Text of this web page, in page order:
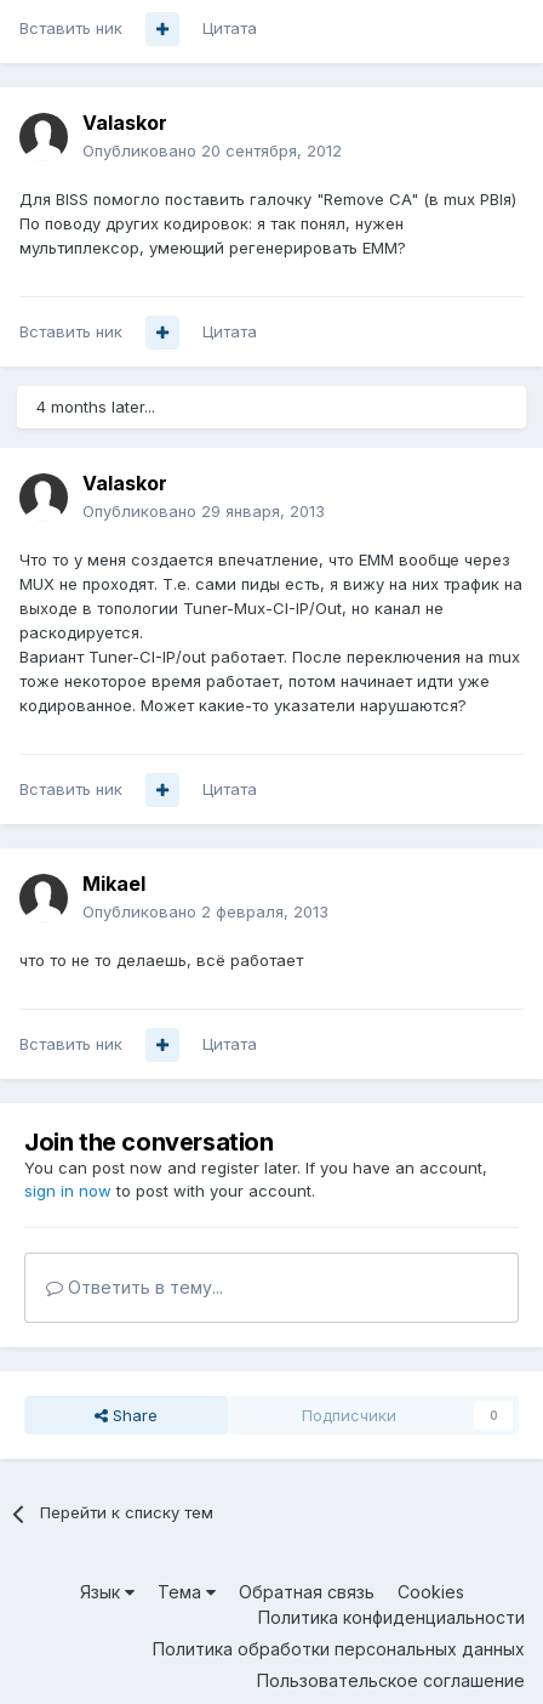
Вставить ник Цитата
Valaskor
Опубликовано 20 сентября, 2012
Для BISS помогло поставить галочку "Remove CA" (в mux PBIя)
По поводу других кодировок: я так понял, нужен
мультиплексор, умеющий регенерировать EMM?
Вставить ник Цитата
4 months later...
Valaskor
Опубликовано 29 января, 2013
Что то у меня создается впечатление, что EMM вообще через
MUX не проходят. Т.е. сами пиды есть, я вижу на них трафик на
выходе в топологии Tuner-Mux-CI-IP/Out, но канал не
раскодируется.
Вариант Tuner-CI-IP/out работает. После переключения на mux
тоже некоторое время работает, потом начинает идти уже
кодированное. Может какие-то указатели нарушаются?
Вставить ник Цитата
Mikael
Опубликовано 2 февраля, 2013
что то не то делаешь, всё работает
Вставить ник Цитата
Join the conversation
You can post now and register later. If you have an account,
sign in now to post with your account.
Ответить в тему...
Share Подписчики 0
Перейти к списку тем
Язык Тема Обратная связь
Cookies
Политика конфиденциальности
Политика обработки персональных данных
Пользовательское соглашение